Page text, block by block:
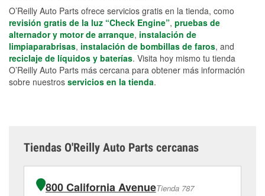
O’Reilly Auto Parts ofrece servicios gratis en la tienda, como
revisión gratis de la luz “Check Engine”, pruebas de
alternador y motor de arranque, instalación de
limpiaparabrisas, instalación de bombillas de faros, and
reciclaje de líquidos y baterías. Visita hoy mismo tu tienda
O’Reilly Auto Parts más cercana para obtener más información
sobre nuestros servicios en la tienda.
Tiendas O'Reilly Auto Parts cercanas
800 California AvenueTienda 787